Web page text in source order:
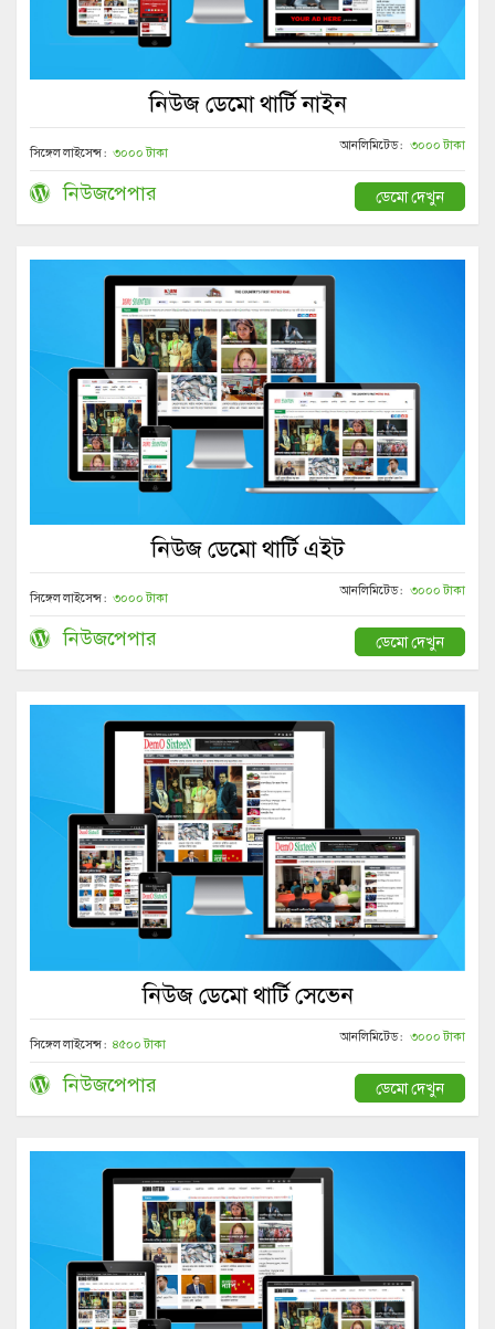
নিউজ ডেমো থার্টি নাইন
সিঙ্গেল লাইসেন্স : ৩০০০ টাকা আনলিমিটেড : ৩০০০ টাকা
নিউজপেপার ডেমো দেখুন
নিউজ ডেমো থার্টি এইট
সিঙ্গেল লাইসেন্স : ৩০০০ টাকা আনলিমিটেড : ৩০০০ টাকা
নিউজপেপার ডেমো দেখুন
নিউজ ডেমো থার্টি সেভেন
সিঙ্গেল লাইসেন্স : ৪৫০০ টাকা আনলিমিটেড : ৩০০০ টাকা
নিউজপেপার ডেমো দেখুন